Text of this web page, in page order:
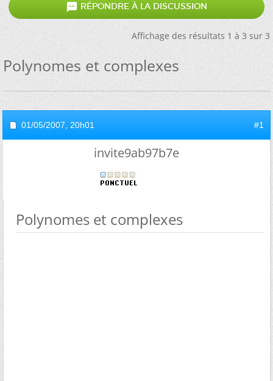
 RÉPONDRE À LA DISCUSSION
Affichage des résultats 1 à 3 sur 3
Polynomes et complexes
01/05/2007, 20h01 #1
invite9ab97b7e
Polynomes et complexes